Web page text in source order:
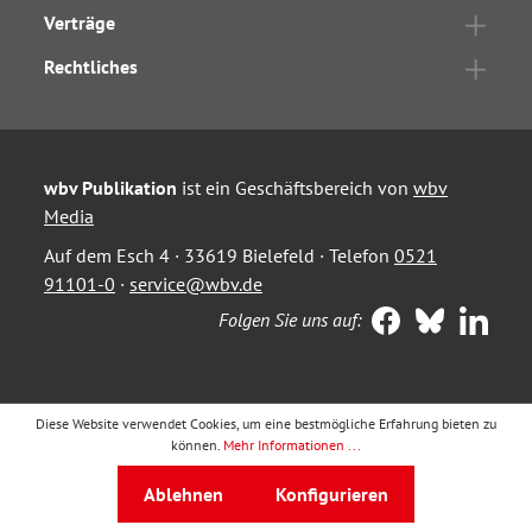
Verträge
Rechtliches
wbv Publikation ist ein Geschäftsbereich von wbv
Media
Auf dem Esch 4 · 33619 Bielefeld · Telefon 0521
91101-0 · service@wbv.de
Folgen Sie uns auf:
Diese Website verwendet Cookies, um eine bestmögliche Erfahrung bieten zu
können. Mehr Informationen ...
Ablehnen Konfigurieren